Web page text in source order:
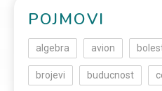
POJMOVI
algebra avion
brojevi buducnost